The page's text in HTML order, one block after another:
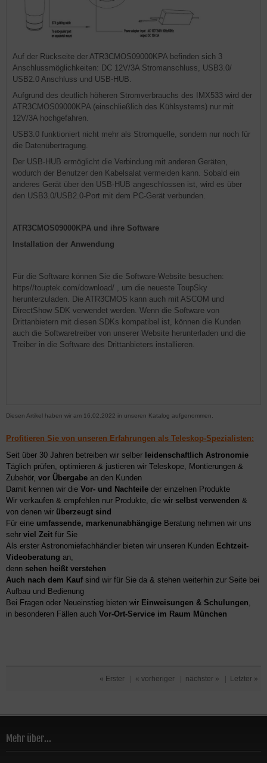
Auf der Rückseite der ATR3CMOS09000KPA befinden sich 3
Anschlussmöglichkeiten: DC 12V/3A Stromanschluss, USB3.0/
USB2.0 Anschluss und USB-HUB.
Aufgrund des deutlich höheren Stromverbrauchs des IMX533 wird der
ATR3CMOS09000KPA (einschließlich des Kühlsystems) nur mit
12V/3A hochgefahren.
USB3.0 funktioniert nicht mehr als Stromquelle, sondern nur noch für
die Datenübertragung.
Der USB-HUB ermöglicht die Verbindung mit anderen Geräten,
wodurch der Benutzer den Kabelsalat vermeiden kann. Sobald ein
anderes Gerät über den USB-HUB angeschlossen ist, wird es über
den USB3.0/USB2.0-Port mit dem PC-Gerät verbunden.
ATR3CMOS09000KPA und ihre Software
Installation der Anwendung
Für die Software können Sie die Software-Website besuchen:
https//touptek.com/download/ , um die neueste ToupSky
herunterzuladen. Die ATR3CMOS kann auch mit ASCOM und
DirectShow SDK verwendet werden. Wenn die Software von
Drittanbietern mit diesen SDKs kompatibel ist, können die Kunden
auch die Softwaretreiber von unserer Website herunterladen und die
Treiber in die Software des Drittanbieters installieren.
Diesen Artikel haben wir am 16.02.2022 in unseren Katalog aufgenommen.
Profitieren Sie von unseren Erfahrungen als Teleskop-Spezialisten:
Seit über 30 Jahren betreiben wir selber leidenschaftlich Astronomie
Täglich prüfen, optimieren & justieren wir Teleskope, Montierungen &
Zubehör, vor Übergabe an den Kunden
Damit kennen wir die Vor- und Nachteile der einzelnen Produkte
Wir verkaufen & empfehlen nur Produkte, die wir selbst verwenden &
von denen wir überzeugt sind
Für eine umfassende, markenunabhängige Beratung nehmen wir uns
sehr viel Zeit für Sie
Als erster Astronomiefachhändler bieten wir unseren Kunden Echtzeit-
Videoberatung an,
denn sehen heißt verstehen
Auch nach dem Kaufsind wir für Sie da & stehen weiterhin zur Seite bei
Aufbau und Bedienung
Bei Fragen oder Neueinstieg bieten wir Einweisungen & Schulungen,
in besonderen Fällen auch Vor-Ort-Service im Raum München
« Erster « vorheriger nächster » Letzter »
Mehr über...